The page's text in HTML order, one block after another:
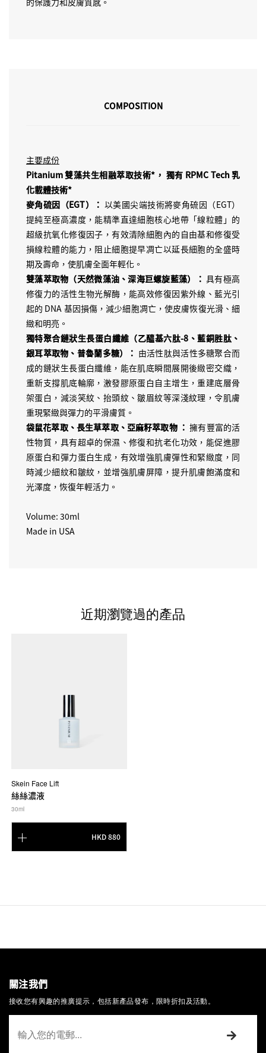
COMPOSITION
主要成份
Pitanium 雙藻共生相融萃取技術*， 獨有 RPMC Tech 乳
化載體技術*
麥角硫因（EGT）： 以美國尖端技術將麥角硫因（EGT）
提純至極高濃度，能精準直達細胞核心地帶「線粒體」的
超級抗氧化修復因子，有效清除細胞內的自由基和修復受
損線粒體的能力，阻止細胞提早凋亡以延長細胞的全盛時
期及壽命，使肌膚全面年輕化。
雙藻萃取物（天然微藻油、深海巨螺旋藍藻）： 具有極高
修復力的活性生物光解酶，能高效修復因紫外線、藍光引
起的 DNA 基因損傷，減少細胞凋亡，使皮膚恢復光滑、細
緻和明亮。
獨特聚合鏈狀生長蛋白纖維（乙醯基六肽-8、藍銅胜肽、
銀耳萃取物、普魯蘭多糖）： 由活性肽與活性多糖聚合而
成的鏈狀生長蛋白纖維，能在肌底瞬間展開後緻密交織，
重新支撐肌底輪廓，激發膠原蛋白自主增生，重建底層骨
架蛋白，減淡笑紋、抬頭紋、皺眉紋等深淺紋理，令肌膚
重現緊緻與彈力的平滑膚質。
袋鼠花萃取、長生草萃取、亞麻籽萃取物 ：擁有豐富的活
性物質，具有超卓的保濕、修復和抗老化功效，能促進膠
原蛋白和彈力蛋白生成，有效增強肌膚彈性和緊緻度，同
時減少細紋和皺紋，並增強肌膚屏障，提升肌膚飽滿度和
光澤度，恢復年輕活力。
Volume: 30ml
Made in USA
近期瀏覽過的產品
Skein Face Lift
絲絲濃液
30ml
HKD 880
關注我們
接收您有興趣的推廣提示，包括新產品發布，限時折扣及活動。